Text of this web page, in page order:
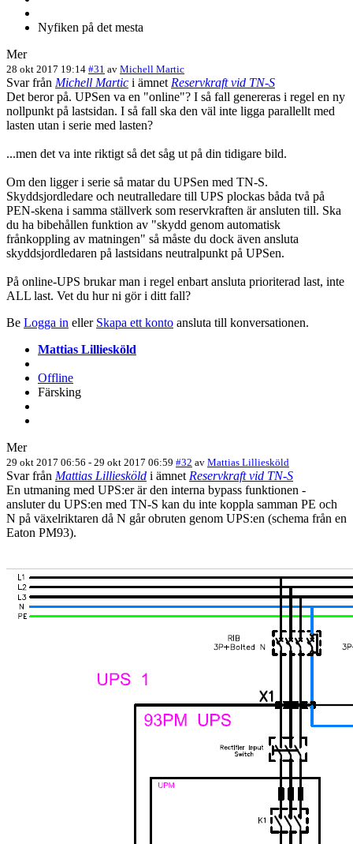
Nyfiken på det mesta
Mer
28 okt 2017 19:14 #31 av Michell Martic
Svar från Michell Martic i ämnet Reservkraft vid TN-S
Det beror på. UPSen va en "online"? I så fall genereras i regel en ny
nollpunkt på lastsidan. I så fall ska den väl inte ligga parallellt med
lasten utan i serie med lasten?
...men det va inte riktigt så det såg ut på din tidigare bild.
Om den ligger i serie så matar du UPSen med TN-S.
Skyddsjordledare och neutralledare till UPS plockas båda två på
PEN-skena i samma ställverk som reservkraften är ansluten till. Ska
du ha bibehållen funktion av "skydd genom automatisk
frånkoppling av matningen" så måste du dock även ansluta
skyddsjordledaren på lastsidans neutralpunkt på UPSen.
På online-UPS brukar man i regel enbart ansluta prioriterad last, inte
ALL last. Vet du hur ni gör i ditt fall?
Be Logga in eller Skapa ett konto ansluta till konversationen.
Mattias Lilliesköld
Offline
Färsking
Mer
29 okt 2017 06:56 - 29 okt 2017 06:59 #32 av Mattias Lilliesköld
Svar från Mattias Lilliesköld i ämnet Reservkraft vid TN-S
En utmaning med UPS:er är den interna bypass funktionen -
ansluter du UPS:en med TN-S kan du inte koppla samman PE och
N på växelriktaren då N går obruten genom UPS:en (schema från en
Eaton PM93).